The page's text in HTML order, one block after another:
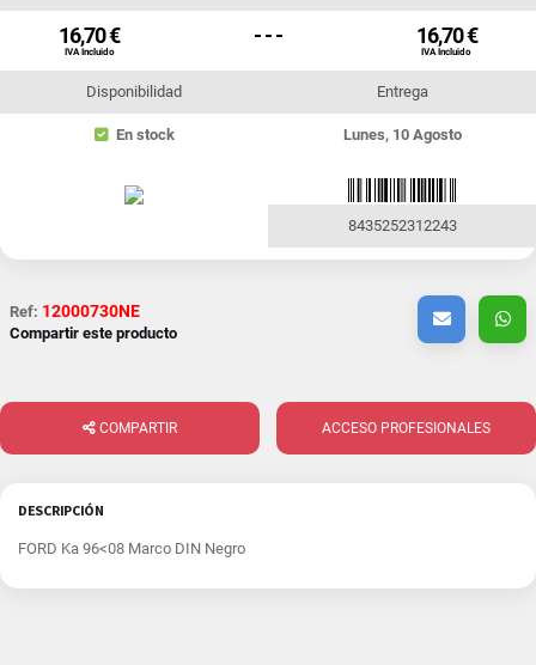
16,70 €
IVA Incluido
- - - 16,70 €
IVA Incluido
Disponibilidad
En stock
Entrega
Lunes, 10 Agosto
8435252312243
Ref: 12000730NE
Compartir este producto
COMPARTIR ACCESO PROFESIONALES
DESCRIPCIÓN
FORD Ka 96<08 Marco DIN Negro